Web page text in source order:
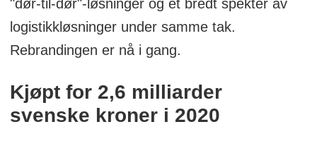
"dør-til-dør"-løsninger og et bredt spekter av
logistikkløsninger under samme tak.
Rebrandingen er nå i gang.
Kjøpt for 2,6 milliarder
svenske kroner i 2020